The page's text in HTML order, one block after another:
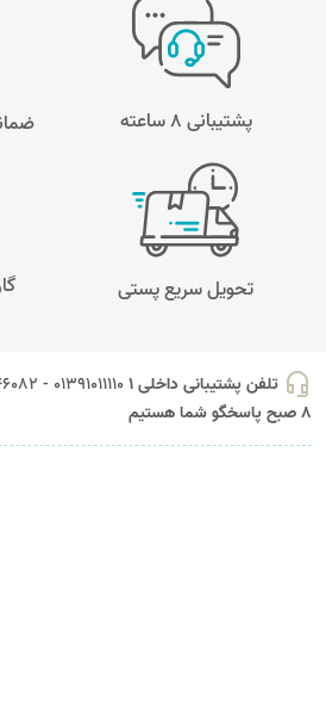
پشتیبانی 8 ساعته
تحویل سریع پستی
headset_mic تلفن پشتیبانی داخلی 1 01391011110 - 09034646082
8 صبح پاسخگو شما هستیم